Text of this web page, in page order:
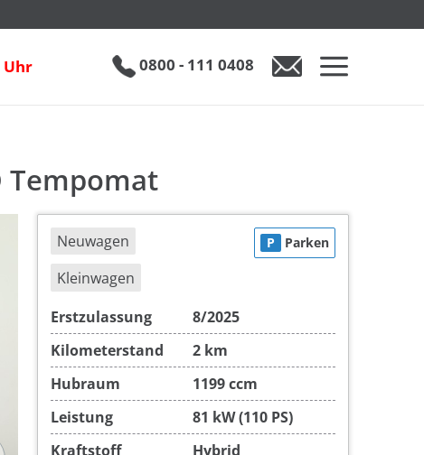
Uhr 0800 - 111 0408
Tempomat
Neuwagen
Kleinwagen
P Parken
Erstzulassung
8/2025
Kilometerstand
2 km
Hubraum
1199 ccm
Leistung
81 kW (110 PS)
Kraftstoff
Hybrid